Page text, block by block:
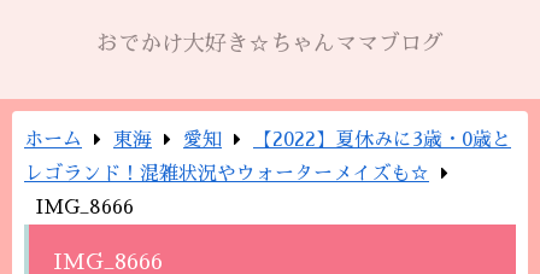
おでかけ大好き☆ちゃんママブログ
ホーム 東海 愛知
【2022】夏休みに3歳・0歳と
レゴランド！混雑状況やウォーターメイズも☆
IMG_8666
IMG_8666